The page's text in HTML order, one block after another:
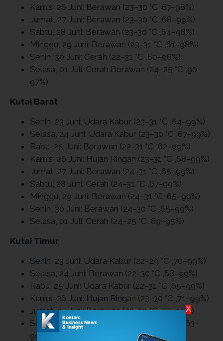
Kamis, 26 Juni: Berawan (23–30 °C ,67–98%)
Jumat, 27 Juni: Berawan (23–30 °C ,68–99%)
Sabtu, 28 Juni: Berawan (23–30 °C ,64–98%)
Minggu, 29 Juni: Berawan (23–31 °C ,61–98%)
Senin, 30 Juni: Cerah (22–31 °C ,60–96%)
Selasa, 01 Juli: Cerah Berawan (24–25 °C ,90–
97%)
Kutai Barat
Senin, 23 Juni: Udara Kabur (23–31 °C ,64–99%)
Selasa, 24 Juni: Udara Kabur (23–30 °C ,67–99%)
Rabu, 25 Juni: Berawan (22–31 °C ,62–99%)
Kamis, 26 Juni: Hujan Ringan (23–31 °C ,68–99%)
Jumat, 27 Juni: Berawan (24–31 °C ,65–99%)
Sabtu, 28 Juni: Cerah (24–31 °C ,67–99%)
Minggu, 29 Juni: Berawan (24–31 °C ,65–99%)
Senin, 30 Juni: Berawan (24–30 °C ,65–99%)
Selasa, 01 Juli: Cerah (24–25 °C ,89–95%)
Kutai Timur
Senin, 23 Juni: Udara Kabur (22–29 °C ,70–99%)
Selasa, 24 Juni: Berawan (22–30 °C ,68–99%)
Rabu, 25 Juni: Udara Kabur (22–31 °C ,65–99%)
Kamis, 26 Juni: Hujan Ringan (23–30 °C ,71–99%)
Jumat, 27 Juni: Berawan (23–30 °C ,67–99%)
Sabtu, 28 Juni: Cerah Berawan (23–31 °C ,63–
99%)
X